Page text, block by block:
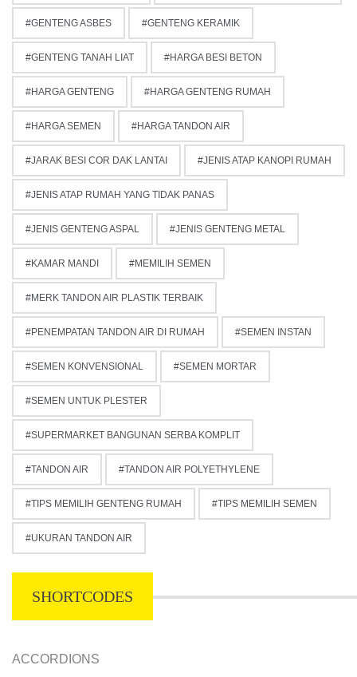
GENTENG ASBES GENTENG KERAMIK
GENTENG TANAH LIAT HARGA BESI BETON
HARGA GENTENG HARGA GENTENG RUMAH
HARGA SEMEN HARGA TANDON AIR
JARAK BESI COR DAK LANTAI JENIS ATAP KANOPI RUMAH
JENIS ATAP RUMAH YANG TIDAK PANAS
JENIS GENTENG ASPAL JENIS GENTENG METAL
KAMAR MANDI MEMILIH SEMEN
MERK TANDON AIR PLASTIK TERBAIK
PENEMPATAN TANDON AIR DI RUMAH SEMEN INSTAN
SEMEN KONVENSIONAL SEMEN MORTAR
SEMEN UNTUK PLESTER
SUPERMARKET BANGUNAN SERBA KOMPLIT
TANDON AIR TANDON AIR POLYETHYLENE
TIPS MEMILIH GENTENG RUMAH TIPS MEMILIH SEMEN
UKURAN TANDON AIR
SHORTCODES
ACCORDIONS